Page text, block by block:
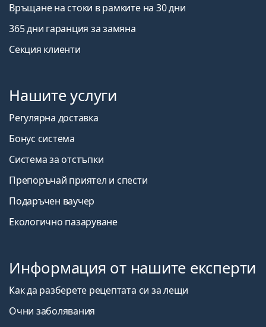
Връщане на стоки в рамките на 30 дни
365 дни гаранция за замяна
Секция клиенти
Нашите услуги
Регулярна доставка
Бонус система
Система за отстъпки
Препоръчай приятел и спести
Подаръчен ваучер
Екологично пазаруване
Информация от нашите експерти
Как да разберете рецептата си за лещи
Очни заболявания